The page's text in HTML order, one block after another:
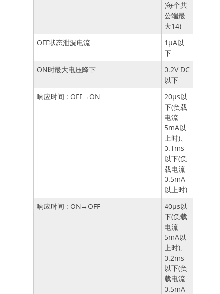
(每个共
公端最
大14)
OFF状态泄漏电流
1μA以
下
ON时最大电压降下
0.2V DC
以下
响应时间 : OFF→ON
20μs以
下(负载
电流
5mA以
上时)、
0.1ms
以下(负
载电流
0.5mA
以上时)
响应时间 : ON→OFF
40μs以
下(负载
电流
5mA以
上时)、
0.2ms
以下(负
载电流
0.5mA